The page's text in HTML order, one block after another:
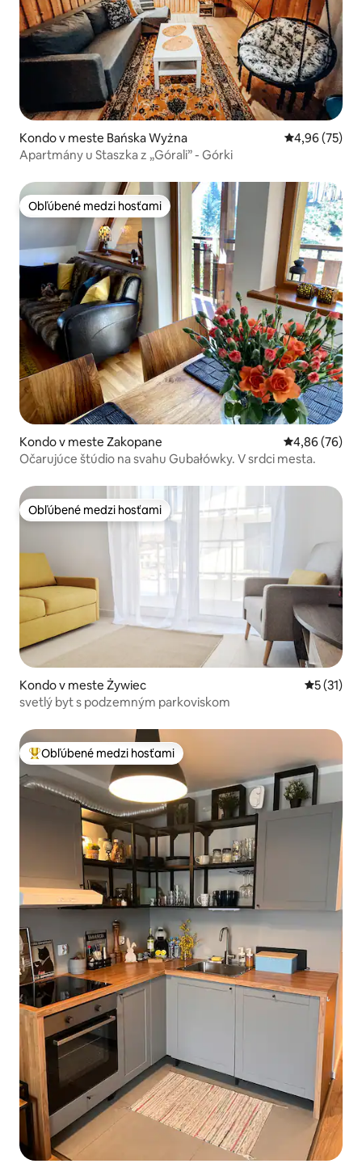
Kondo v meste Bańska Wyżna Priemerné
4,96 (75)
Apartmány u Staszka z „Górali” - Górki
Obľúbené medzi hosťami
Obľúbené medzi hosťami
Kondo v meste Zakopane Priemerné
4,86 (76)
Očarujúce štúdio na svahu Gubałówky. V srdci mesta.
Obľúbené medzi hosťami
Obľúbené medzi hosťami
Kondo v meste Żywiec
5 (31)
svetlý byt s podzemným parkoviskom
Najobľúbenejšie medzi hosťami
Obľúbené medzi hosťami